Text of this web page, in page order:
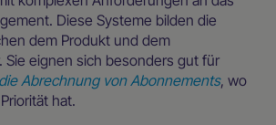
Diese Systeme bilden die
dem Produkt und dem
Sie eignen sich besonders gut für
Abrechnung von Abonnements, wo
hat.